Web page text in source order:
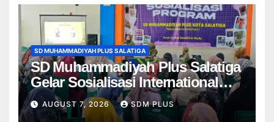
SD MUHAMMADIYAH PLUS SALATIGA
SD Muhammadiyah Plus Salatiga
Gelar Sosialisasi International
Class Program, Wali Murid Kenali
Program ICP dari Kelas 1–6
AUGUST 7, 2026 SDM PLUS